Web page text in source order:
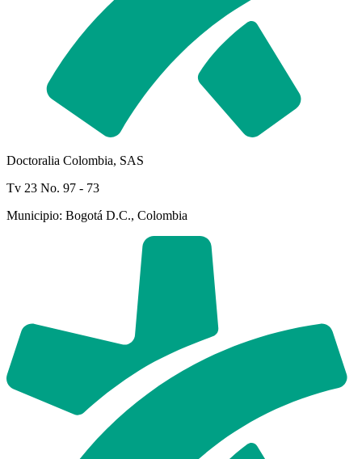
Doctoralia Colombia, SAS
Tv 23 No. 97 - 73
Municipio: Bogotá D.C., Colombia